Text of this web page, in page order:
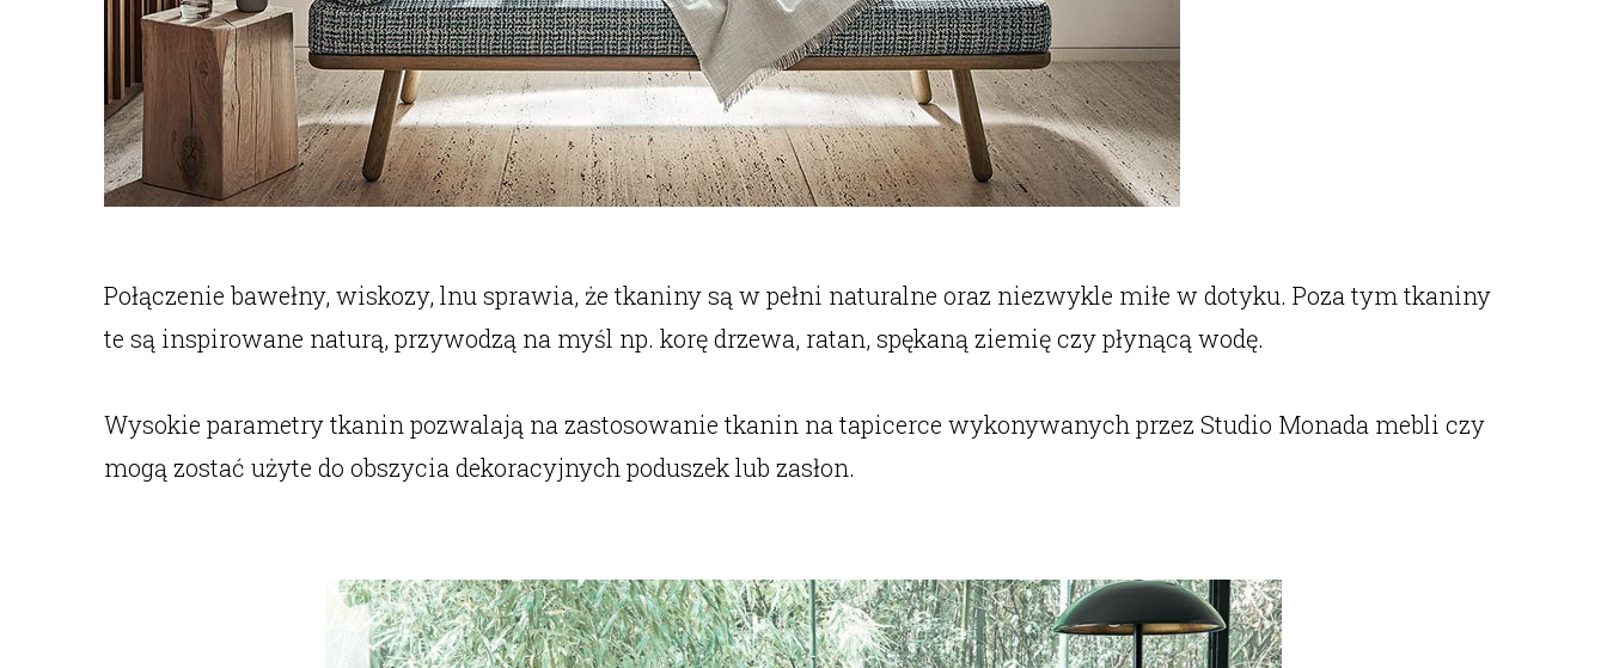
Połączenie bawełny, wiskozy, lnu sprawia, że tkaniny są w pełni naturalne oraz niezwykle miłe w dotyku. Poza tym tkaniny
te są inspirowane naturą, przywodzą na myśl np. korę drzewa, ratan, spękaną ziemię czy płynącą wodę.
Wysokie parametry tkanin pozwalają na zastosowanie tkanin na tapicerce wykonywanych przez Studio Monada mebli czy
mogą zostać użyte do obszycia dekoracyjnych poduszek lub zasłon.